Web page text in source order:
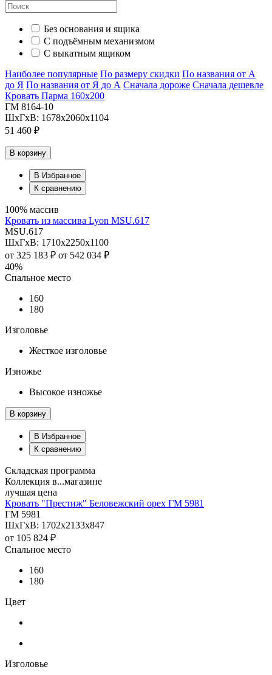
Без основания и ящика
С подъёмным механизмом
С выкатным ящиком
Наиболее популярные По размеру скидки По названия от А
до Я По названия от Я до А Сначала дороже Сначала дешевле
Кровать Парма 160х200
ГМ 8164-10
ШхГхВ: 1678х2060х1104
51 460 ₽
В корзину
В Избранное
К сравнению
100% массив
Кровать из массива Lyon MSU.617
MSU.617
ШхГхВ: 1710х2250х1100
от 325 183 ₽ от 542 034 ₽
40%
Спальное место
160
180
Изголовье
Жесткое изголовье
Изножье
Высокое изножье
В корзину
В Избранное
К сравнению
Складская программа
Коллекция в...магазине
лучшая цена
Кровать "Престиж" Беловежский орех ГМ 5981
ГМ 5981
ШхГхВ: 1702х2133х847
от 105 824 ₽
Спальное место
160
180
Цвет
Изголовье